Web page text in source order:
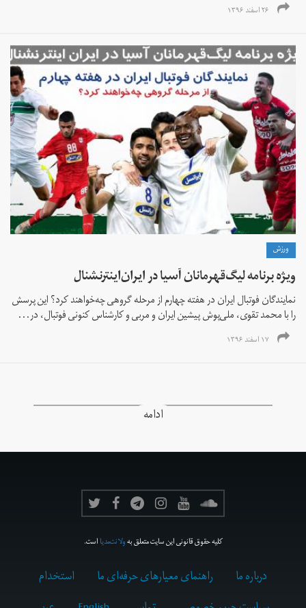
۲۶ اسفند ۱۳۹۶
ورزش
ویژه برنامه لیگ‌قهرمانان آسیا در ایران‌اینترنشنال
نمایندگان فوتبال ایران در هفته چهارم از مرحله گروهی چه‌خواهند کرد؟ این پرسش
را با محمد تقوی، ملی‌پوش پیشین ایران و مربی و کارشناس کنونی فوتبال، در...
۱۷ اسفند ۱۳۹۶
ادامه
کلیه حقوق قانونی این سایت متعلق بهولانت‌مدیااست.
درباره ما راهنمای معیارهای حرفه‌ای ما
استخدام